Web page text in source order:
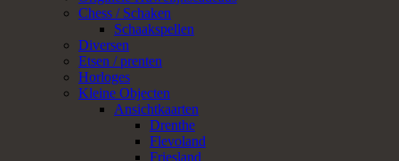
Chess / Schaken
Schaakspellen
Diversen
Etsen / prenten
Horloges
Kleine Objecten
Ansichtkaarten
Drenthe
Flevoland
Friesland